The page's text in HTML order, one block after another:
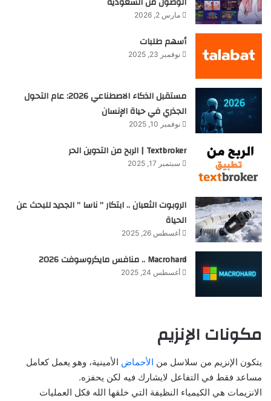
مارس 2, 2026
أسهم طلبات
نوفمبر 23, 2025
مستقبل الذكاء الاصطناعي 2026: عام التحول
الجذري في حياة الإنسان
نوفمبر 10, 2025
Textbroker | الربح من التدوين الحر
سبتمبر 17, 2025
الروبوت الثعبان .. ابتكار ” ناسا ” الجديد للبحث عن
الحياة
أغسطس 26, 2025
Macrohard .. منافس مايكروسوفت 2026
أغسطس 24, 2025
مكونات الإنزيم
يتكون الإنزيم من سلاسل من الأحماض الأمينية، وهو يعمل كعامل
مساعد فقط في التفاعل لايشارك فيه لكن يحفزه.
الانزيمات هي الكيمياء النظيفة التي خلقها الله فكل العمليات